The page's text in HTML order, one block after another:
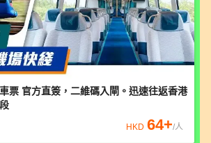
票 官方直簽，二維碼入閘。迅速往返香港
HKD 64+/人